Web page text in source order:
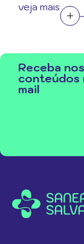
veja mais
Receba
conteúdos
mail